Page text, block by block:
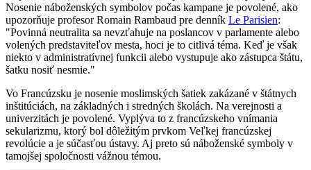
Nosenie náboženských symbolov počas kampane je povolené, ako
upozorňuje profesor Romain Rambaud pre denník Le Parisien:
"Povinná neutralita sa nevzťahuje na poslancov v parlamente alebo
volených predstaviteľov mesta, hoci je to citlivá téma. Keď je však
niekto v administratívnej funkcii alebo vystupuje ako zástupca štátu,
šatku nosiť nesmie."
Vo Francúzsku je nosenie moslimských šatiek zakázané v štátnych
inštitúciách, na základných i stredných školách. Na verejnosti a
univerzitách je povolené. Vyplýva to z francúzskeho vnímania
sekularizmu, ktorý bol dôležitým prvkom Veľkej francúzskej
revolúcie a je súčasťou ústavy. Aj preto sú náboženské symboly v
tamojšej spoločnosti vážnou témou.